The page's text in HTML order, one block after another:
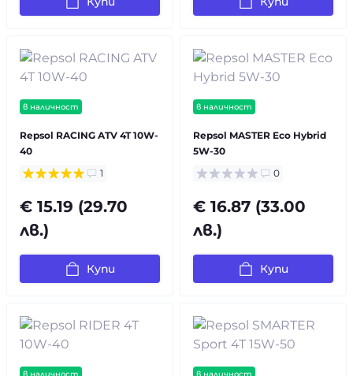
в наличност
Repsol RACING ATV 4T 10W-
40
1
€ 15.19 (29.70
лв.)
Купи
в наличност
Repsol MASTER Eco Hybrid
5W-30
0
€ 16.87 (33.00
лв.)
Купи